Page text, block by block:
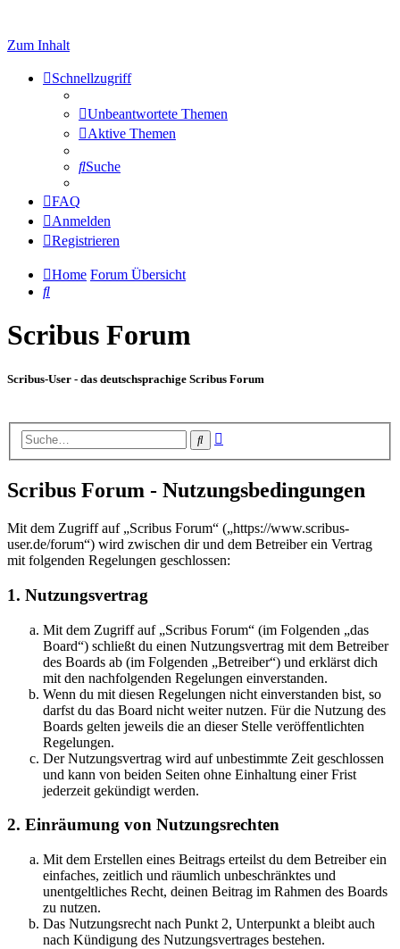
Zum Inhalt
Schnellzugriff
Unbeantwortete Themen
Aktive Themen
Suche
FAQ
Anmelden
Registrieren
Home Forum Übersicht
Suche
Scribus Forum
Scribus-User - das deutschsprachige Scribus Forum
Suche
Scribus Forum - Nutzungsbedingungen
Mit dem Zugriff auf „Scribus Forum“ („https://www.scribus-
user.de/forum“) wird zwischen dir und dem Betreiber ein Vertrag
mit folgenden Regelungen geschlossen:
1. Nutzungsvertrag
Mit dem Zugriff auf „Scribus Forum“ (im Folgenden „das
Board“) schließt du einen Nutzungsvertrag mit dem Betreiber
des Boards ab (im Folgenden „Betreiber“) und erklärst dich
mit den nachfolgenden Regelungen einverstanden.
Wenn du mit diesen Regelungen nicht einverstanden bist, so
darfst du das Board nicht weiter nutzen. Für die Nutzung des
Boards gelten jeweils die an dieser Stelle veröffentlichten
Regelungen.
Der Nutzungsvertrag wird auf unbestimmte Zeit geschlossen
und kann von beiden Seiten ohne Einhaltung einer Frist
jederzeit gekündigt werden.
2. Einräumung von Nutzungsrechten
Mit dem Erstellen eines Beitrags erteilst du dem Betreiber ein
einfaches, zeitlich und räumlich unbeschränktes und
unentgeltliches Recht, deinen Beitrag im Rahmen des Boards
zu nutzen.
Das Nutzungsrecht nach Punkt 2, Unterpunkt a bleibt auch
nach Kündigung des Nutzungsvertrages bestehen.